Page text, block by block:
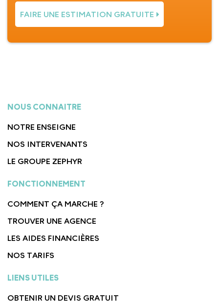
FAIRE UNE ESTIMATION GRATUITE
NOUS CONNAITRE
NOTRE ENSEIGNE
NOS INTERVENANTS
LE GROUPE ZEPHYR
FONCTIONNEMENT
COMMENT ÇA MARCHE ?
TROUVER UNE AGENCE
LES AIDES FINANCIÈRES
NOS TARIFS
LIENS UTILES
OBTENIR UN DEVIS GRATUIT